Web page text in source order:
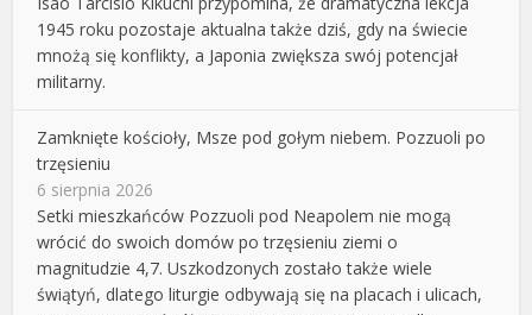
1945 roku pozostaje aktualna także dziś, gdy na świecie
mnożą się konflikty, a Japonia zwiększa swój potencjał
militarny.
Zamknięte kościoły, Msze pod gołym niebem. Pozzuoli po
trzęsieniu
6 sierpnia 2026
Setki mieszkańców Pozzuoli pod Neapolem nie mogą
wrócić do swoich domów po trzęsieniu ziemi o
magnitudzie 4,7. Uszkodzonych zostało także wiele
świątyń, dlatego liturgie odbywają się na placach i ulicach,